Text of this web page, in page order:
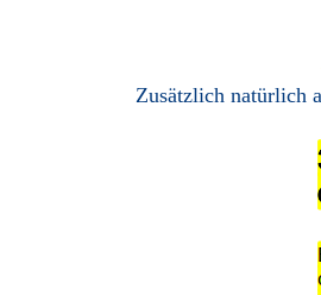
Zusätzlich natürlich